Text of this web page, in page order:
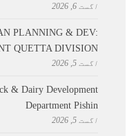
اگست 6, 2026
PLANNING & DEV:
QUETTA DIVISION
اگست 5, 2026
& Dairy Development
Department Pishin
اگست 5, 2026